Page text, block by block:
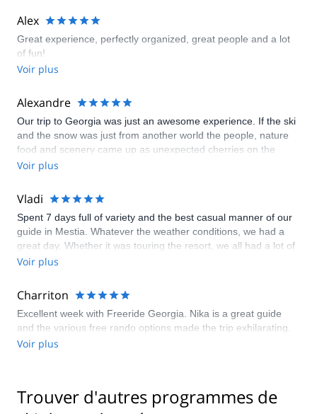
locations. Additionally, all the transportation was well organized,
and I enjoyed my accommodation and the food. Overall, this
was a very authentic and adventurous experience with
incredible freeride conditions. I highly recommend this tour!
Alex
Great experience, perfectly organized, great people and a lot
of fun!
Voir plus
Alexandre
Our trip to Georgia was just an awesome experience. If the ski
and the snow was just from another world the people, nature
food and scenery came up as unexpected cherries on the
cake. I highly recommend this to anyone in search of a mind
Voir plus
Vladi
Spent 7 days full of variety and the best casual manner of our
guide in Mestia. Whatever the weather conditions, we had a
great day. Whether it was touring the resort, we all had a lot of
fun and motivation in the group. It felt like we were traveling
the ladies who cooked Georgian traditional meals for us every
day. We'll be back! February is definitely the month for
powdering, we'll check out April to go higher and steeper.
Madlova!
Voir plus
Charriton
Excellent week with Freeride Georgia. Nika is a great guide
and the various free rando options made the trip exhilarating.
Voir plus
Trouver d'autres programmes de